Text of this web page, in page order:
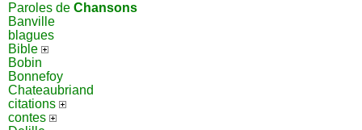
Paroles de Chansons
Banville
blagues
Bible
Bobin
Bonnefoy
Chateaubriand
citations
contes